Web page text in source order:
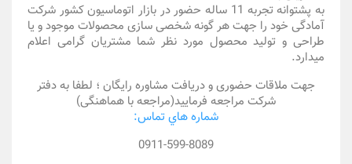
به پشتوانه تجربه 11 ساله حضور در بازار اتوماسیون کشور شرکت
آمادگی خود را جهت هر گونه شخصی سازی محصولات موجود و یا
طراحی و تولید محصول مورد نظر شما مشتریان گرامی اعلام
میدارد.
جهت ملاقات حضوری و دریافت مشاوره رایگان ؛ لطفا به دفتر
شرکت مراجعه فرمایید(مراجعه با هماهنگی)
شماره هاي تماس:
0911-599-8089